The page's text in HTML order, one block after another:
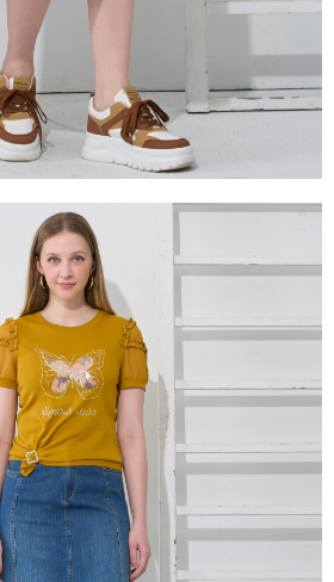
同意申辦者引起之損失，本公司不負相關責
時，將依據個別帳號之用戶狀況，依本公司即
若仍有額度不足之情形，本公司將視審查結果
使用他人資訊註冊。若發現惡意使用之情形，
停止該用戶之使用額度並採取法律行動。